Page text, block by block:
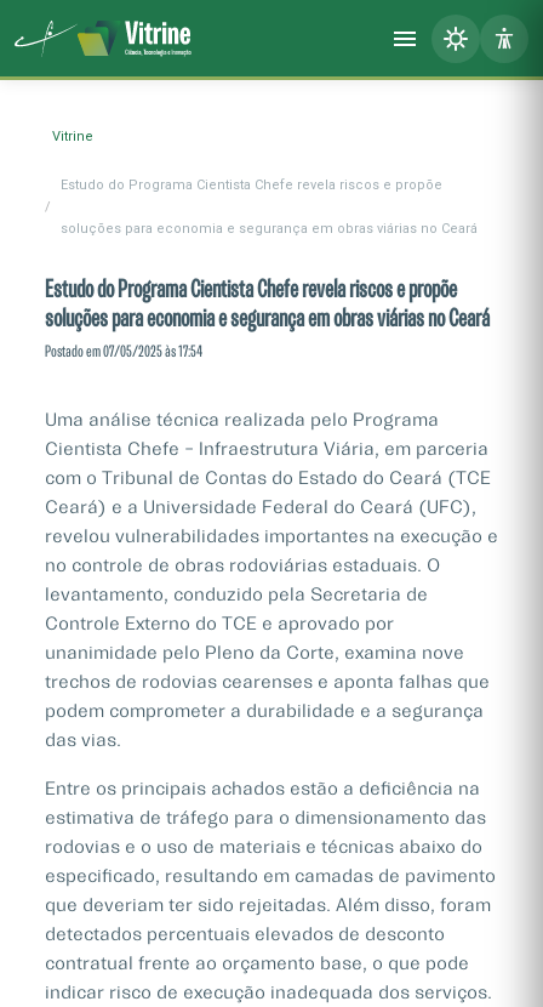
Vitrine
Estudo do Programa Cientista Chefe revela riscos e propõe
soluções para economia e segurança em obras viárias no Ceará
Estudo do Programa Cientista Chefe revela riscos e propõe
soluções para economia e segurança em obras viárias no Ceará
Postado em 07/05/2025 às 17:54
Uma análise técnica realizada pelo Programa
Cientista Chefe – Infraestrutura Viária, em parceria
com o Tribunal de Contas do Estado do Ceará (TCE
Ceará) e a Universidade Federal do Ceará (UFC),
revelou vulnerabilidades importantes na execução e
no controle de obras rodoviárias estaduais. O
levantamento, conduzido pela Secretaria de
Controle Externo do TCE e aprovado por
unanimidade pelo Pleno da Corte, examina nove
trechos de rodovias cearenses e aponta falhas que
podem comprometer a durabilidade e a segurança
das vias.
Entre os principais achados estão a deficiência na
estimativa de tráfego para o dimensionamento das
rodovias e o uso de materiais e técnicas abaixo do
especificado, resultando em camadas de pavimento
que deveriam ter sido rejeitadas. Além disso, foram
detectados percentuais elevados de desconto
contratual frente ao orçamento base, o que pode
indicar risco de execução inadequada dos serviços.